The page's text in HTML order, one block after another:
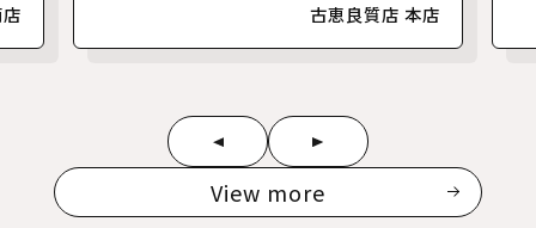
古恵良質店 本店
View more